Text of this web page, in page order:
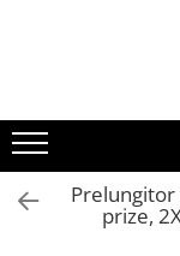
Corpuri de Iluminat
Intrerupatoare -
Prize -
Electrocasnice
Prelungitor
prize,